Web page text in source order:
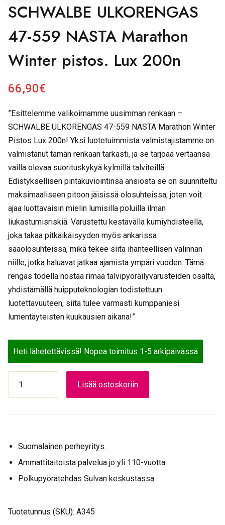
SCHWALBE ULKORENGAS
47-559 NASTA Marathon
Winter pistos. Lux 200n
66,90€
”Esittelemme valikoimamme uusimman renkaan –
SCHWALBE ULKORENGAS 47-559 NASTA Marathon Winter
Pistos Lux 200n! Yksi luotetuimmista valmistajistamme on
valmistanut tämän renkaan tarkasti, ja se tarjoaa vertaansa
vailla olevaa suorituskykyä kylmillä talviteillä.
Edistyksellisen pintakuviointinsa ansiosta se on suunniteltu
maksimaaliseen pitoon jäisissä olosuhteissa, joten voit
ajaa luottavaisin mielin lumisilla poluilla ilman
liukastumisriskiä. Varustettu kestävällä kumiyhdisteellä,
joka takaa pitkäikäisyyden myös ankarissa
sääolosuhteissa, mikä tekee siitä ihanteellisen valinnan
niille, jotka haluavat jatkaa ajamista ympäri vuoden. Tämä
rengas todella nostaa rimaa talvipyöräilyvarusteiden osalta,
yhdistämällä huipputeknologian todistettuun
luotettavuuteen, siitä tulee varmasti kumppaniesi
lumentäyteisten kuukausien aikana!”
Heti lähetettävissä! Nopea toimitus 1-5 arkipäivässä
ULKORENGAS
47-
Winter
pistos.
Lux
Lisää ostoskoriin
Suomalainen perheyritys.
Ammattitaitoista palvelua jo yli 110-vuotta.
Polkupyörätehdas Sulvan keskustassa.
Tuotetunnus (SKU): A345